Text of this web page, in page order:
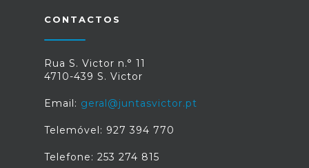
CONTACTOS
Rua S. Victor n.° 11
4710-439 S. Victor
Email: geral@juntasvictor.pt
Telemóvel: 927 394 770
Telefone: 253 274 815